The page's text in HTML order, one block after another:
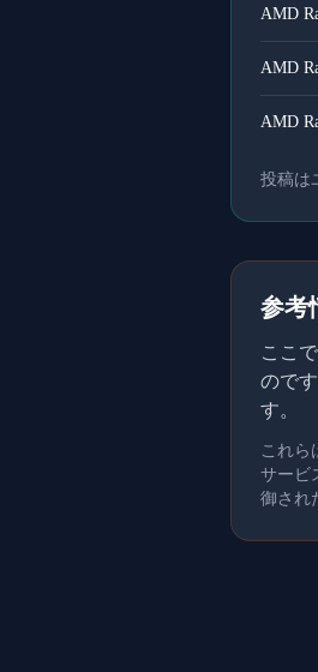
AMD
AMD
AMD
投稿は
参考
ここ
ので
す。
これら
サービ
御され